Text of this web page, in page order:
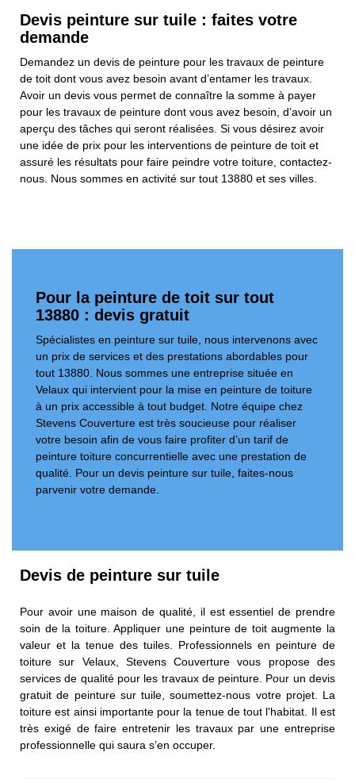
Devis peinture sur tuile : faites votre
demande
Demandez un devis de peinture pour les travaux de peinture
de toit dont vous avez besoin avant d’entamer les travaux.
Avoir un devis vous permet de connaître la somme à payer
pour les travaux de peinture dont vous avez besoin, d’avoir un
aperçu des tâches qui seront réalisées. Si vous désirez avoir
une idée de prix pour les interventions de peinture de toit et
assuré les résultats pour faire peindre votre toiture, contactez-
nous. Nous sommes en activité sur tout 13880 et ses villes.
Pour la peinture de toit sur tout
13880 : devis gratuit
Spécialistes en peinture sur tuile, nous intervenons avec
un prix de services et des prestations abordables pour
tout 13880. Nous sommes une entreprise située en
Velaux qui intervient pour la mise en peinture de toiture
à un prix accessible à tout budget. Notre équipe chez
Stevens Couverture est très soucieuse pour réaliser
votre besoin afin de vous faire profiter d’un tarif de
peinture toiture concurrentielle avec une prestation de
qualité. Pour un devis peinture sur tuile, faites-nous
parvenir votre demande.
Devis de peinture sur tuile
Pour avoir une maison de qualité, il est essentiel de prendre
soin de la toiture. Appliquer une peinture de toit augmente la
valeur et la tenue des tuiles. Professionnels en peinture de
toiture sur Velaux, Stevens Couverture vous propose des
services de qualité pour les travaux de peinture. Pour un devis
gratuit de peinture sur tuile, soumettez-nous votre projet. La
toiture est ainsi importante pour la tenue de tout l'habitat. Il est
très exigé de faire entretenir les travaux par une entreprise
professionnelle qui saura s’en occuper.